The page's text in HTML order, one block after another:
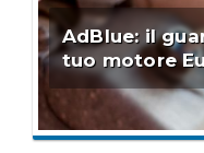
AdBlue: il
tuo motore